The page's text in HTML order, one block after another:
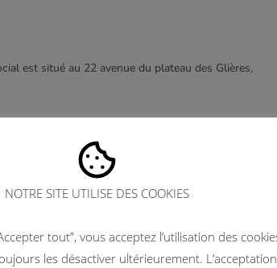
est situé au 22 avenue du plateau des Glières,
interruption programmée ou non et pouvant
ne saurait être tenu responsable.
NOTRE SITE UTILISE DES COOKIES
tout”, vous acceptez l’utilisation des
les désactiver ultérieurement. L’acceptation